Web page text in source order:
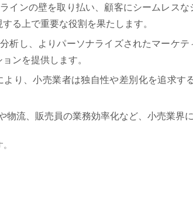
インの壁を取り払い、顧客にシームレス
る上で重要な役割を果たします。
析し、よりパーソナライズされたマーケ
ンを提供します。
り、小売業者は独自性や差別化を追求
流、販売員の業務効率化など、小売業界